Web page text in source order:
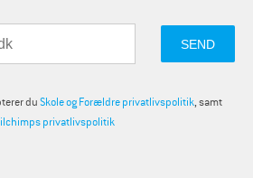
duSkole og Forældre privatlivspolitik, samt
privatlivspolitik